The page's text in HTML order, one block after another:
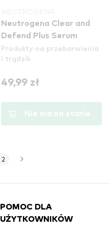
Neutrogena Clear and
Defend Plus Serum
Produkty na przebarwienia
i trądzik
49,99 zł
Nie ma na stanie
2
POMOC DLA
UŻYTKOWNIKÓW